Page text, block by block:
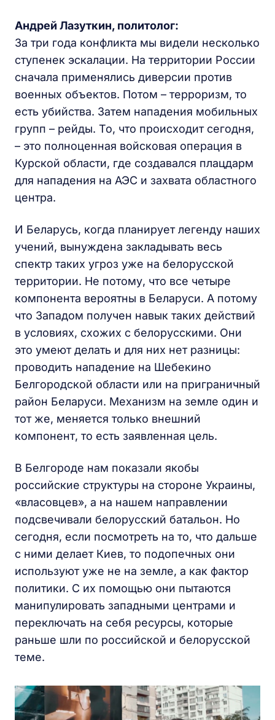
Андрей Лазуткин, политолог:
За три года конфликта мы видели несколько
ступенек эскалации. На территории России
сначала применялись диверсии против
военных объектов. Потом – терроризм, то
есть убийства. Затем нападения мобильных
групп – рейды. То, что происходит сегодня,
– это полноценная войсковая операция в
Курской области, где создавался плацдарм
для нападения на АЭС и захвата областного
центра.
И Беларусь, когда планирует легенду наших
учений, вынуждена закладывать весь
спектр таких угроз уже на белорусской
территории. Не потому, что все четыре
компонента вероятны в Беларуси. А потому
что Западом получен навык таких действий
в условиях, схожих с белорусскими. Они
это умеют делать и для них нет разницы:
проводить нападение на Шебекино
Белгородской области или на приграничный
район Беларуси. Механизм на земле один и
тот же, меняется только внешний
компонент, то есть заявленная цель.
В Белгороде нам показали якобы
российские структуры на стороне Украины,
«власовцев», а на нашем направлении
подсвечивали белорусский батальон. Но
сегодня, если посмотреть на то, что дальше
с ними делает Киев, то подопечных они
используют уже не на земле, а как фактор
политики. С их помощью они пытаются
манипулировать западными центрами и
переключать на себя ресурсы, которые
раньше шли по российской и белорусской
теме.